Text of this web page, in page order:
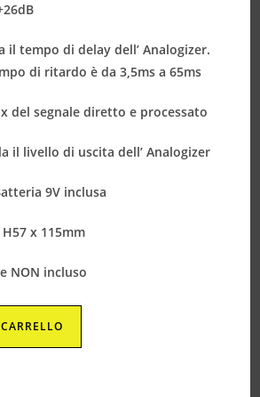
il tempo di delay dell’ Analogizer.
di ritardo è da 3,5ms a 65ms
del segnale diretto e processato
il livello di uscita dell’ Analogizer
9V inclusa
x 115mm
NON incluso